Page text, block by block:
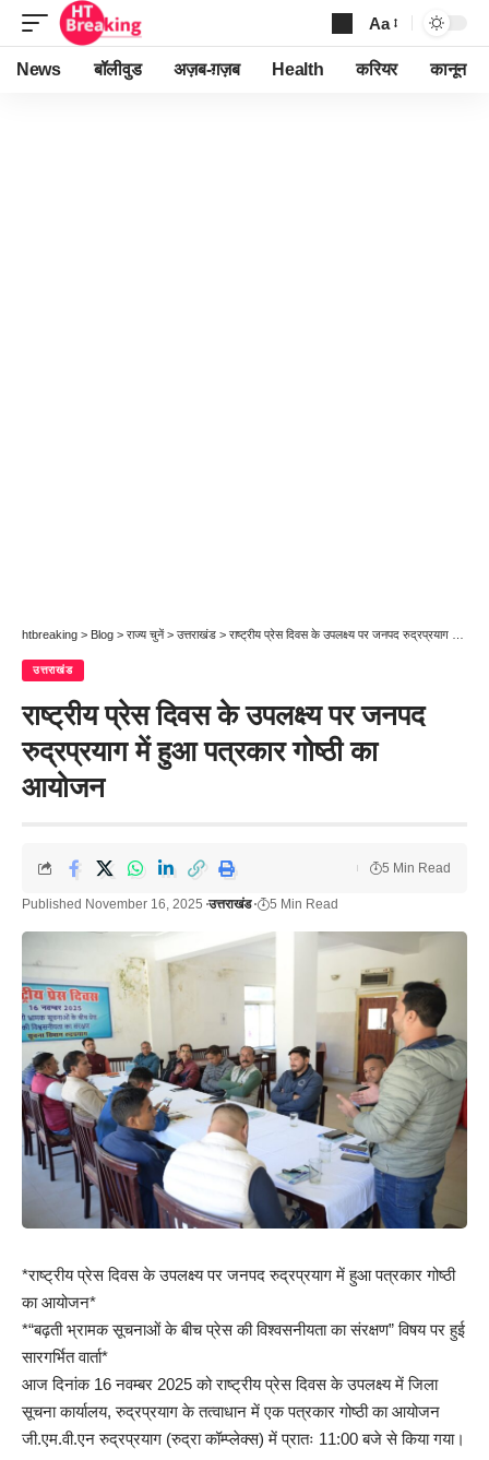
Font
Resizer
Aa
News बॉलीवुड अज़ब-ग़ज़ब Health करियर कानून
htbreaking > Blog > राज्य चुनें > उत्तराखंड > राष्ट्रीय प्रेस दिवस के उपलक्ष्य पर जनपद रुद्रप्रयाग में हुआ पत्रकार गोष्ठी का आयोजन
उत्तराखंड
राष्ट्रीय प्रेस दिवस के उपलक्ष्य पर जनपद
रुद्रप्रयाग में हुआ पत्रकार गोष्ठी का
आयोजन
Published November 16, 2025 उत्तराखंड 5 Min Read
5 Min Read
*राष्ट्रीय प्रेस दिवस के उपलक्ष्य पर जनपद रुद्रप्रयाग में हुआ पत्रकार गोष्ठी
का आयोजन*
*“बढ़ती भ्रामक सूचनाओं के बीच प्रेस की विश्वसनीयता का संरक्षण” विषय पर हुई
सारगर्भित वार्ता*
आज दिनांक 16 नवम्बर 2025 को राष्ट्रीय प्रेस दिवस के उपलक्ष्य में जिला
सूचना कार्यालय, रुद्रप्रयाग के तत्वाधान में एक पत्रकार गोष्ठी का आयोजन
जी.एम.वी.एन रुद्रप्रयाग (रुद्रा कॉम्प्लेक्स) में प्रातः 11:00 बजे से किया गया।